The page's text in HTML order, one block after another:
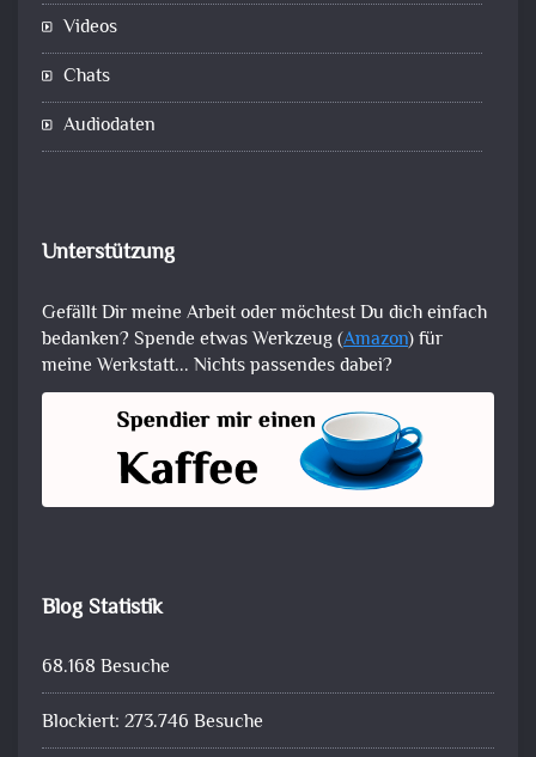
Videos
Chats
Audiodaten
Unterstützung
Gefällt Dir meine Arbeit oder möchtest Du dich einfach
bedanken? Spende etwas Werkzeug (Amazon) für
meine Werkstatt... Nichts passendes dabei?
Blog Statistik
68.168 Besuche
Blockiert: 273.746 Besuche